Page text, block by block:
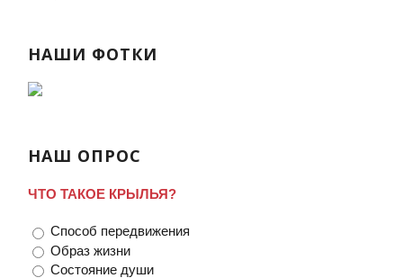
НАШИ ФОТКИ
НАШ ОПРОС
ЧТО ТАКОЕ КРЫЛЬЯ?
Способ передвижения
Образ жизни
Состояние души